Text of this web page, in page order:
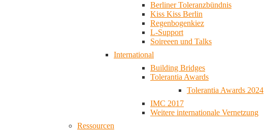
Berliner Toleranzbündnis
Kiss Kiss Berlin
Regenbogenkiez
L-Support
Soireeen und Talks
International
Building Bridges
Tolerantia Awards
Tolerantia Awards 2024
IMC 2017
Weitere internationale Vernetzung
Ressourcen